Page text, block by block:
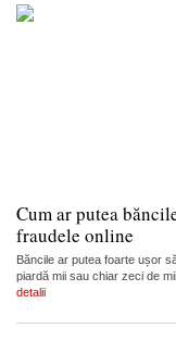
Cum ar putea
fraudele online
Băncile ar putea foarte ușor
piardă mii sau chiar zeci de
detalii